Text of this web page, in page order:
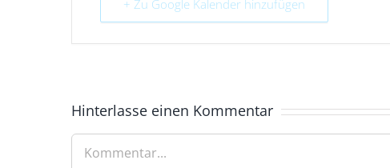
+ Zu Google Kalender hinzufügen
Hinterlasse einen Kommentar
Kommentar